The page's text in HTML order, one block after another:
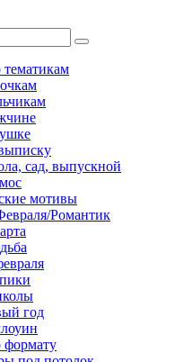
сад, выпускной
мотивы
Романтик
год